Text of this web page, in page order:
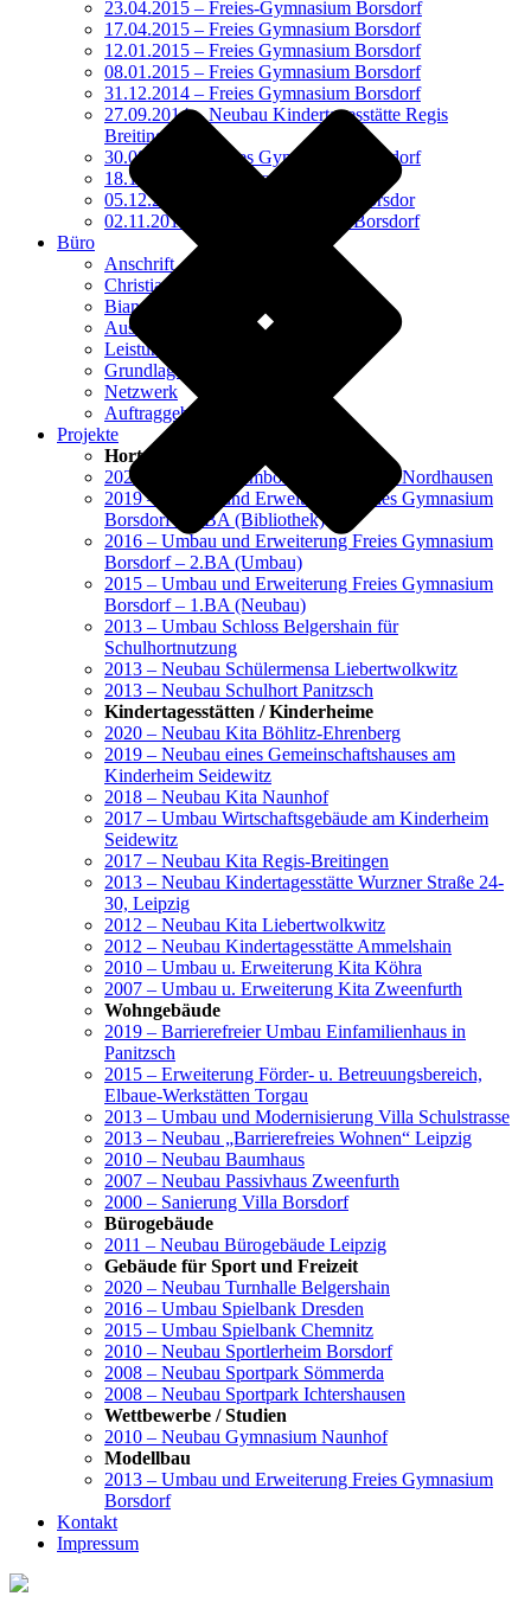
23.04.2015 – Freies-Gymnasium Borsdorf
17.04.2015 – Freies Gymnasium Borsdorf
12.01.2015 – Freies Gymnasium Borsdorf
08.01.2015 – Freies Gymnasium Borsdorf
31.12.2014 – Freies Gymnasium Borsdorf
27.09.2014 – Neubau Kindertagesstätte Regis
Breitingen
30.08.2014 – Freies Gymnasium Borsdorf
18.12.2013 – Schulhort Panitzsch
05.12.2013 – Freies Gymnasium Borsdor
02.11.2013 – Freies Gymnasium Borsdorf
Büro
Anschrift
Christian Strauß
Bianca Strauß
Ausstattung
Leistungen
Grundlagen
Netzwerk
Auftraggeber / Partner
Projekte
Horte / Schulen
2021 – Neubau Humboldt Gymnasium Nordhausen
2019 – Umbau und Erweiterung Freies Gymnasium
Borsdorf – 3.BA (Bibliothek)
2016 – Umbau und Erweiterung Freies Gymnasium
Borsdorf – 2.BA (Umbau)
2015 – Umbau und Erweiterung Freies Gymnasium
Borsdorf – 1.BA (Neubau)
2013 – Umbau Schloss Belgershain für
Schulhortnutzung
2013 – Neubau Schülermensa Liebertwolkwitz
2013 – Neubau Schulhort Panitzsch
Kindertagesstätten / Kinderheime
2020 – Neubau Kita Böhlitz-Ehrenberg
2019 – Neubau eines Gemeinschaftshauses am
Kinderheim Seidewitz
2018 – Neubau Kita Naunhof
2017 – Umbau Wirtschaftsgebäude am Kinderheim
Seidewitz
2017 – Neubau Kita Regis-Breitingen
2013 – Neubau Kindertagesstätte Wurzner Straße 24-
30, Leipzig
2012 – Neubau Kita Liebertwolkwitz
2012 – Neubau Kindertagesstätte Ammelshain
2010 – Umbau u. Erweiterung Kita Köhra
2007 – Umbau u. Erweiterung Kita Zweenfurth
Wohngebäude
2019 – Barrierefreier Umbau Einfamilienhaus in
Panitzsch
2015 – Erweiterung Förder- u. Betreuungsbereich,
Elbaue-Werkstätten Torgau
2013 – Umbau und Modernisierung Villa Schulstrasse
2013 – Neubau „Barrierefreies Wohnen“ Leipzig
2010 – Neubau Baumhaus
2007 – Neubau Passivhaus Zweenfurth
2000 – Sanierung Villa Borsdorf
Bürogebäude
2011 – Neubau Bürogebäude Leipzig
Gebäude für Sport und Freizeit
2020 – Neubau Turnhalle Belgershain
2016 – Umbau Spielbank Dresden
2015 – Umbau Spielbank Chemnitz
2010 – Neubau Sportlerheim Borsdorf
2008 – Neubau Sportpark Sömmerda
2008 – Neubau Sportpark Ichtershausen
Wettbewerbe / Studien
2010 – Neubau Gymnasium Naunhof
Modellbau
2013 – Umbau und Erweiterung Freies Gymnasium
Borsdorf
Kontakt
Impressum